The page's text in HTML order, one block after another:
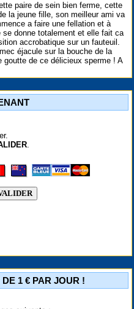
paire de sein bien ferme, cette
la jeune fille, son meilleur ami va
a faire une fellation et à
donne totalement et elle fait ca
accrobatique sur un fauteuil.
éjacule sur la bouche de la
goutte de ce délicieux sperme ! A
.
1 € PAR JOUR !